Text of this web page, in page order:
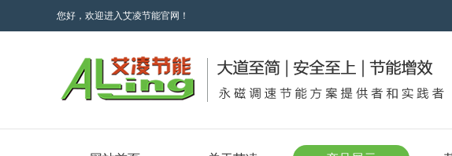
您好，欢迎进入艾凌节能官网！